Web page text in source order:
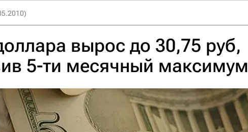
вырос до 30,75 руб,
5-ти месячный максимум